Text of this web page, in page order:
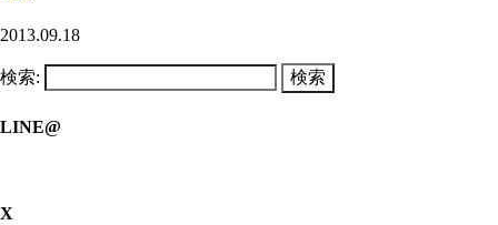
2013.09.18
検索:
LINE@
X